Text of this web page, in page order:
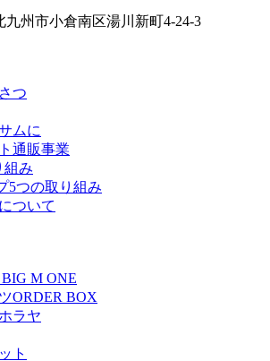
九州市小倉南区湯川新町4-24-3
つ
ムに
通販事業
組み
5つの取り組み
ついて
M ONE
ORDER BOX
ラヤ
ト